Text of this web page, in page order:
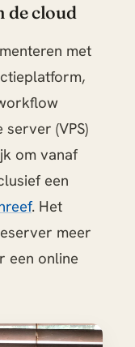
de cloud
met
(VPS)
om vanaf
een
. Het
meer
een online